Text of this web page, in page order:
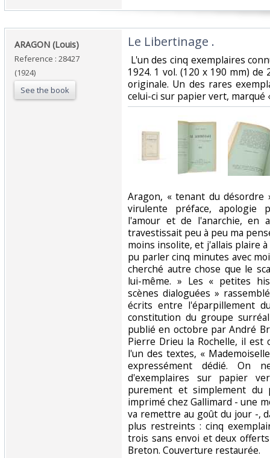
‎ARAGON (Louis)‎
Reference : 28427
(1924)
See the book
‎Le Libertinage .‎
L'un des cinq exemplaires
1924. 1 vol. (120 x 190 mm)
originale. Un des rares
celui-ci sur papier vert, marqué
‎Aragon, « tenant du désordre
virulente préface, apologie
l'amour et de l'anarchie, en
travestissait peu à peu ma
moins insolite, et j'allais plaire
pu parler cinq minutes avec
cherché autre chose que le
lui-même. » Les « petites
scènes dialoguées »
écrits entre l'éparpillement
constitution du groupe
publié en octobre par André
Pierre Drieu la Rochelle, il est
l'un des textes, «
expressément dédié. On
d'exemplaires sur papier
purement et simplement du
imprimé chez Gallimard - une
va remettre au goût du jour -,
plus restreints : cinq
trois sans envoi et deux
Breton. Couverture restaurée. ‎